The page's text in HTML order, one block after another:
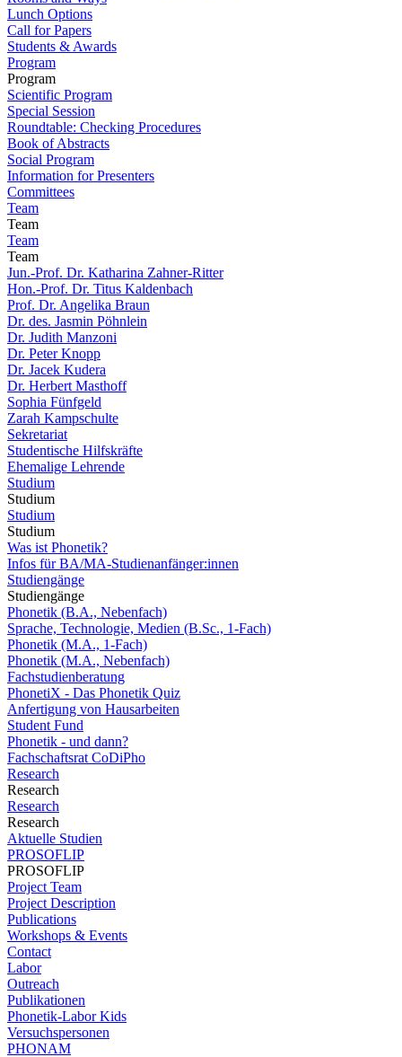
Lunch Options
Call for Papers
Students & Awards
Program
Program
Scientific Program
Special Session
Roundtable: Checking Procedures
Book of Abstracts
Social Program
Information for Presenters
Committees
Team
Team
Team
Team
Jun.-Prof. Dr. Katharina Zahner-Ritter
Hon.-Prof. Dr. Titus Kaldenbach
Prof. Dr. Angelika Braun
Dr. des. Jasmin Pöhnlein
Dr. Judith Manzoni
Dr. Peter Knopp
Dr. Jacek Kudera
Dr. Herbert Masthoff
Sophia Fünfgeld
Zarah Kampschulte
Sekretariat
Studentische Hilfskräfte
Ehemalige Lehrende
Studium
Studium
Studium
Studium
Was ist Phonetik?
Infos für BA/MA-Studienanfänger:innen
Studiengänge
Studiengänge
Phonetik (B.A., Nebenfach)
Sprache, Technologie, Medien (B.Sc., 1-Fach)
Phonetik (M.A., 1-Fach)
Phonetik (M.A., Nebenfach)
Fachstudienberatung
PhonetiX - Das Phonetik Quiz
Anfertigung von Hausarbeiten
Student Fund
Phonetik - und dann?
Fachschaftsrat CoDiPho
Research
Research
Research
Research
Aktuelle Studien
PROSOFLIP
PROSOFLIP
Project Team
Project Description
Publications
Workshops & Events
Contact
Labor
Outreach
Publikationen
Phonetik-Labor Kids
Versuchspersonen
PHONAM